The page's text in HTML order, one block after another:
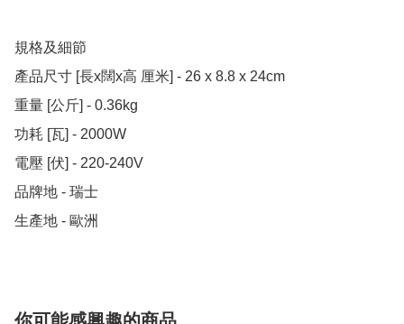
規格及細節
產品尺寸 [長x闊x高 厘米] - 26 x 8.8 x 24cm
重量 [公斤] - 0.36kg
功耗 [瓦] - 2000W
電壓 [伏] - 220-240V
品牌地 - 瑞士
生產地 - 歐洲